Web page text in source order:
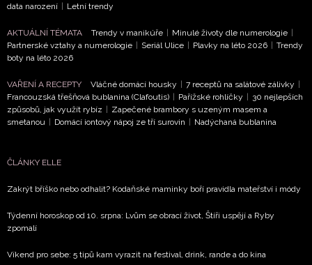
NEWSLETTER
Přihlášením k newsletteru souhlasíte s Obchodními
podmínkami společnosti BurdaMedia Extra s.r.o.
vyhodnocení akce a zasílání novinek.
Chcete navíc dostávat i další zajímavé a exkluzivní
informace od našich partnerů? Pokud souhlasíte se
soukromí BurdaMedia Extra s.r.o., zaškrtněte toto pole.
data narození | Letní trendy
AKTUÁLNÍ TÉMATA Trendy v manikúře | Minulé životy dle numerologie |
Partnerské vztahy a numerologie | Seriál Ulice | Plavky na léto 2026 | Trendy
boty na léto 2026
VAŘENÍ A RECEPTY Vláčné domácí housky | 7 receptů na salátové zálivky |
Francouzská třešňová bublanina (Clafoutis) | Pařížské rohlíčky | 30 nejlepších
způsobů, jak využít rybíz | Zapečené brambory s uzeným masem a
smetanou | Domácí iontový nápoj ze tří surovin | Nadýchaná bublanina
ČLÁNKY ELLE
Zakrýt bříško nebo odhalit? Kodaňské maminky boří pravidla mateřství i módy
Týdenní horoskop od 10. srpna: Lvům se obrací život, Štíři uspějí a Ryby
zpomalí
Víkend pro sebe: 5 tipů kam vyrazit na festival, drink, rande a do kina